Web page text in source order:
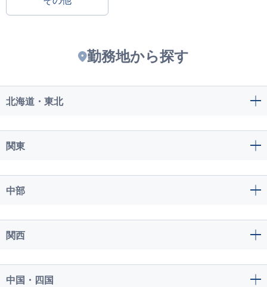
勤務地から探す
北海道・東北
関東
中部
関西
中国・四国